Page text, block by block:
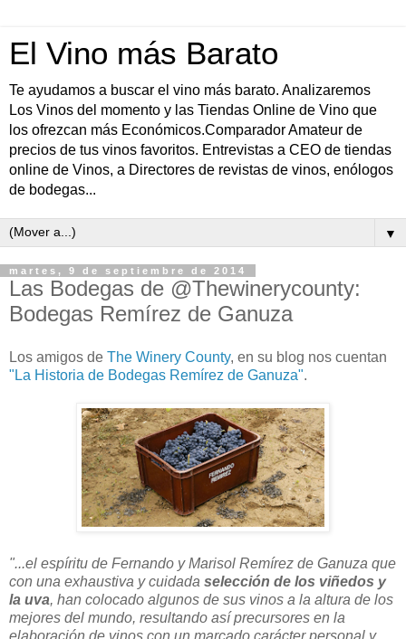
El Vino más Barato
Te ayudamos a buscar el vino más barato. Analizaremos
Los Vinos del momento y las Tiendas Online de Vino que
los ofrezcan más Económicos.Comparador Amateur de
precios de tus vinos favoritos. Entrevistas a CEO de tiendas
online de Vinos, a Directores de revistas de vinos, enólogos
de bodegas...
▼
martes, 9 de septiembre de 2014
Las Bodegas de @Thewinerycounty:
Bodegas Remírez de Ganuza
Los amigos de The Winery County, en su blog nos cuentan
"La Historia de Bodegas Remírez de Ganuza".
"...el espíritu de Fernando y Marisol Remírez de Ganuza que
con una exhaustiva y cuidada selección de los viñedos y
la uva, han colocado algunos de sus vinos a la altura de los
mejores del mundo, resultando así precursores en la
elaboración de vinos con un marcado carácter personal y